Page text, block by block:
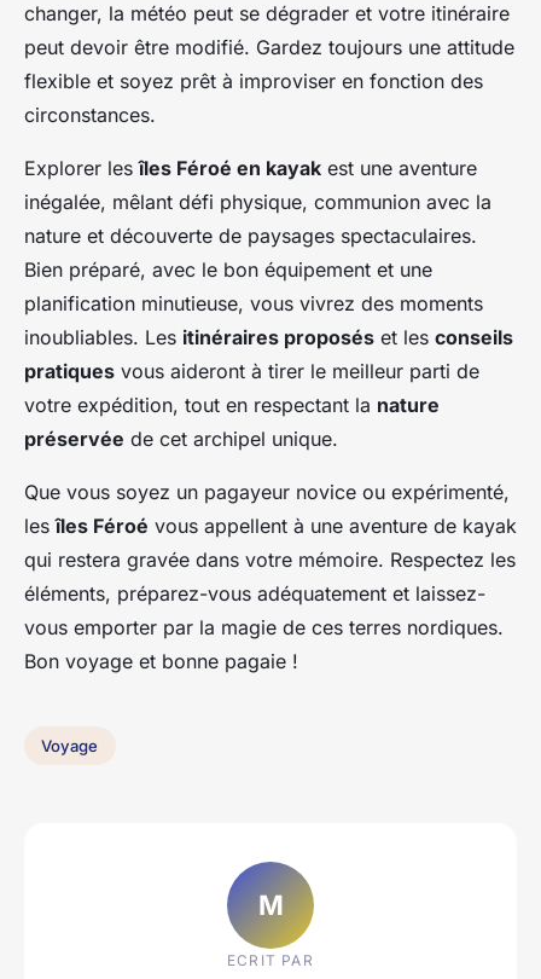
changer, la météo peut se dégrader et votre itinéraire
peut devoir être modifié. Gardez toujours une attitude
flexible et soyez prêt à improviser en fonction des
circonstances.
Explorer lesîles Féroé en kayak est une aventure
inégalée, mêlant défi physique, communion avec la
nature et découverte de paysages spectaculaires.
Bien préparé, avec le bon équipement et une
planification minutieuse, vous vivrez des moments
inoubliables. Les itinéraires proposés et les conseils
pratiques vous aideront à tirer le meilleur parti de
votre expédition, tout en respectant la nature
préservée de cet archipel unique.
Que vous soyez un pagayeur novice ou expérimenté,
lesîles Féroé vous appellent à une aventure de kayak
qui restera gravée dans votre mémoire. Respectez les
éléments, préparez-vous adéquatement et laissez-
vous emporter par la magie de ces terres nordiques.
Bon voyage et bonne pagaie !
Voyage
M
ECRIT PAR